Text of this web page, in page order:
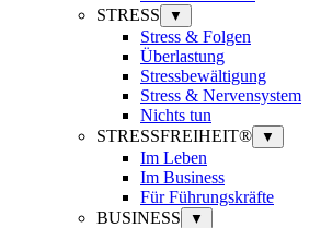
STRESS
▼
Stress & Folgen
Überlastung
Stressbewältigung
Stress & Nervensystem
Nichts tun
STRESSFREIHEIT®
▼
Im Leben
Im Business
Für Führungskräfte
BUSINESS
▼